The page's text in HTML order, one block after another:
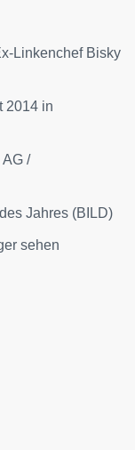
Linkenchef Bisky
2014 in
/
Jahres (BILD)
sehen